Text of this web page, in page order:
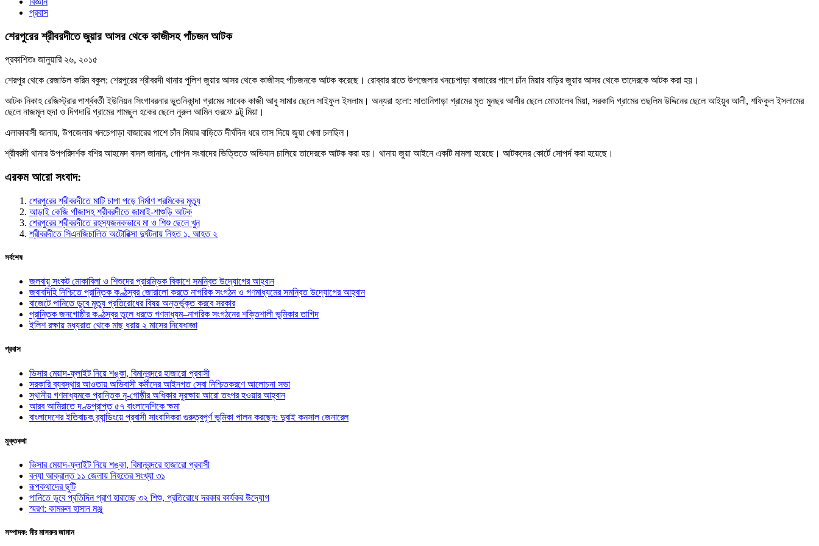
প্রবাস
শেরপুরের শ্রীবরদীতে জুয়ার আসর থেকে কাজীসহ পাঁচজন আটক
প্রকাশিতঃ জানুয়ারি ২৬, ২০১৫
শেরপুর থেকে রেজাউল করিম বকুল: শেরপুরের শ্রীবরদী থানার পুলিশ জুয়ার আসর থেকে কাজীসহ পাঁচজনকে আটক করেছে। রোব্বার রাতে উপজেলার খনচেপাড়া বাজারের পাশে চাঁন মিয়ার বাড়ির জুয়ার আসর থেকে তাদেরকে আটক করা হয়।
আটক নিকাহ রেজিস্ট্রার পার্শ্ববর্তী ইউনিয়ন সিংগাবরনার ভুতনিকান্দা গ্রামের সাবেক কাজী আবু সামার ছেলে সাইফুল ইসলাম। অন্যরা হলো: সাতানিপাড়া গ্রামের মৃত মুনছর আলীর ছেলে মোতালেব মিয়া, সরকাদি গ্রামের তছলিম উদ্দিনের ছেলে আইয়ুব আলী, শফিকুল ইসলামের
ছেলে নাজমূল হুদা ও দিগদারি গ্রামের শামছুল হকের ছেলে নুরুল আমিন ওরফে চল্টু মিয়া।
এলাকাবাসী জানায়, উপজেলার খনচেপাড়া বাজারের পাশে চাঁন মিয়ার বাড়িতে দীর্ঘদিন ধরে তাস দিয়ে জুয়া খেলা চলছিল।
শ্রীবরদী থানার উপপরিদর্শক বশির আহমেদ বাদল জানান, গোপন সংবাদের ভিত্তিতে অভিযান চালিয়ে তাদেরকে আটক করা হয়। থানায় জুয়া আইনে একটি মামলা হয়েছে। আটকদের কোর্টে সোপর্দ করা হয়েছে।
এরকম আরো সংবাদ:
শেরপুরের শ্রীবরদীতে মাটি চাপা পড়ে নির্মাণ শ্রমিকের মৃত্যু
আড়াই কেজি গাঁজাসহ শ্রীবরদীতে জামাই-শাশুড়ি আটক
শেরপুরের শ্রীবরদীতে রহস্যজনকভাবে মা ও শিশু ছেলে খুন
শ্রীবরদীতে সিএনজিচালিত অটোরিক্সা দুর্ঘটনায় নিহত ১, আহত ২
সর্বশেষ
জলবায়ু সংকট মোকাবিলা ও শিশুদের প্রারম্ভিক বিকাশে সমন্বিত উদ্যোগের আহ্বান
জবাবদিহি নিশ্চিতে প্রান্তিক কণ্ঠস্বর জোরালো করতে নাগরিক সংগঠন ও গণমাধ্যমের সমন্বিত উদ্যোগের আহ্বান
বাজেটে পানিতে ডুবে মৃত্যু প্রতিরোধের বিষয় অন্তর্ভুক্ত করবে সরকার
প্রান্তিক জনগোষ্ঠীর কণ্ঠস্বর তুলে ধরতে গণমাধ্যম–নাগরিক সংগঠনের শক্তিশালী ভূমিকার তাগিদ
ইলিশ রক্ষায় মধ্যরাত থেকে মাছ ধরায় ২ মাসের নিষেধাজ্ঞা
প্রবাস
ভিসার মেয়াদ-ফ্লাইট নিয়ে শঙ্কা, বিমানবন্দরে হাজারো প্রবাসী
সরকারি ব্যবস্থার আওতায় অভিবাসী কর্মীদের আইনগত সেবা নিশ্চিতকরণে আলোচনা সভা
স্থানীয় গণমাধ্যমকে প্রান্তিক নৃ-গোষ্ঠীর অধিকার সুরক্ষায় আরো তৎপর হওয়ার আহ্বান
আরব আমিরাতে দণ্ডপ্রাপ্ত ৫৭ বাংলাদেশিকে ক্ষমা
বাংলাদেশের ইতিবাচক ব্র্যান্ডিংয়ে প্রবাসী সাংবাদিকরা গুরুত্বপূর্ণ ভূমিকা পালন করছেন: দুবাই কনসাল জেনারেল
মুক্তকথা
ভিসার মেয়াদ-ফ্লাইট নিয়ে শঙ্কা, বিমানবন্দরে হাজারো প্রবাসী
বন্যা আক্রান্ত ১১ জেলায় নিহতের সংখ্যা ৩১
রূপকথাদের ছুটি
পানিতে ডুবে প্রতিদিন প্রাণ হারাচ্ছে ৩২ শিশু, প্রতিরোধে দরকার কার্যকর উদ্যোগ
স্মরণ: কামরুল হাসান মঞ্জু
সম্পাদক: মীর মাসরুর জামান